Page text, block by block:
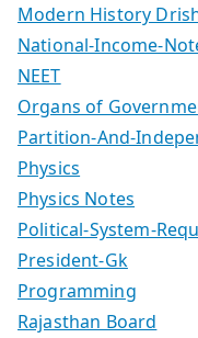
Modern History
National-Income-
NEET
Organs of
Partition-And-
Physics
Physics Notes
Political-System-
President-Gk
Programming
Rajasthan Board